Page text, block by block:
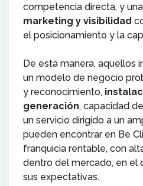
competencia directa, y una
marketing y visibilidad
el posicionamiento y la
De esta manera, aquellos
un modelo de negocio
y reconocimiento,
generación, capacidad
un servicio dirigido a un
pueden encontrar en Be
franquicia rentable, con
dentro del mercado, en el
sus expectativas.